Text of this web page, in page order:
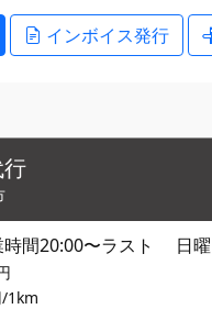
インボイス発行
時間20:00〜ラスト 日曜
1km